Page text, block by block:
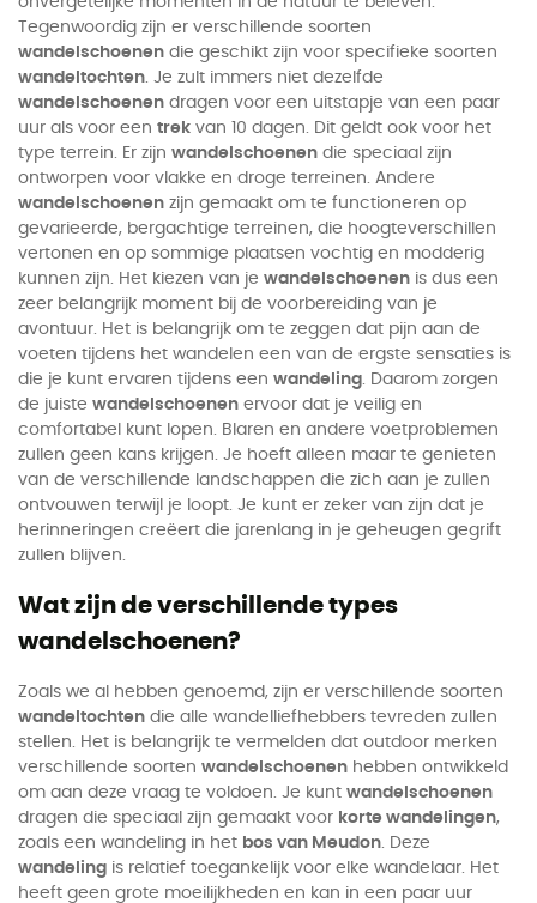
Tegenwoordig zijn er verschillende soorten
wandelschoenen die geschikt zijn voor specifieke soorten
wandeltochten . Je zult immers niet dezelfde
wandelschoenen dragen voor een uitstapje van een paar
uur als voor een trek van 10 dagen. Dit geldt ook voor het
type terrein. Er zijn wandelschoenen die speciaal zijn
ontworpen voor vlakke en droge terreinen. Andere
wandelschoenen zijn gemaakt om te functioneren op
gevarieerde, bergachtige terreinen, die hoogteverschillen
vertonen en op sommige plaatsen vochtig en modderig
kunnen zijn. Het kiezen van je wandelschoenen is dus een
zeer belangrijk moment bij de voorbereiding van je
avontuur. Het is belangrijk om te zeggen dat pijn aan de
voeten tijdens het wandelen een van de ergste sensaties is
die je kunt ervaren tijdens een wandeling . Daarom zorgen
de juiste wandelschoenen ervoor dat je veilig en
comfortabel kunt lopen. Blaren en andere voetproblemen
zullen geen kans krijgen. Je hoeft alleen maar te genieten
van de verschillende landschappen die zich aan je zullen
ontvouwen terwijl je loopt. Je kunt er zeker van zijn dat je
herinneringen creëert die jarenlang in je geheugen gegrift
zullen blijven.
Wat zijn de verschillende types
wandelschoenen?
Zoals we al hebben genoemd, zijn er verschillende soorten
wandeltochten die alle wandelliefhebbers tevreden zullen
stellen. Het is belangrijk te vermelden dat outdoor merken
verschillende soorten wandelschoenen hebben ontwikkeld
om aan deze vraag te voldoen. Je kunt wandelschoenen
dragen die speciaal zijn gemaakt voor korte wandelingen,
zoals een wandeling in het bos van Meudon. Deze
wandeling is relatief toegankelijk voor elke wandelaar. Het
heeft geen grote moeilijkheden en kan in een paar uur